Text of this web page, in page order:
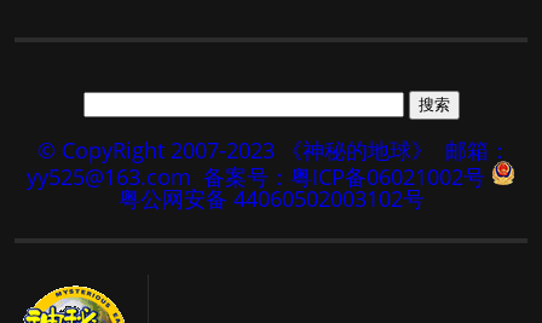
© CopyRight 2007-2023 《神秘的地球》
邮箱：
yy525@163.com 备案号：粤ICP备06021002号
粤公网安备 44060502003102号